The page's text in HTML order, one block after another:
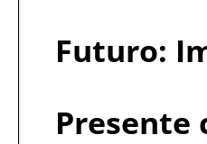
Futuro:
Presente